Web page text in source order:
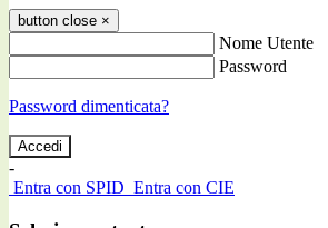
button close ×
Nome Utente
Password
Password dimenticata?
-
Entra con SPID Entra con CIE